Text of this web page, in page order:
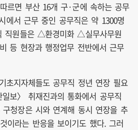
르면 부산 16개 구·군에 속하는 공무
에서 근무 중인 공무직은 약 1300명
직원들은 △환경미화 △실무사무원
등 현장과 행정업무 전반에서 근무
초지자체들도 공무직 정년 연장 필요
보〉 취재진과의 통화에서 공무직
청장은 시와 연계해 동시 연장을 추
이라는 반응을 보이기도 했다. 그러